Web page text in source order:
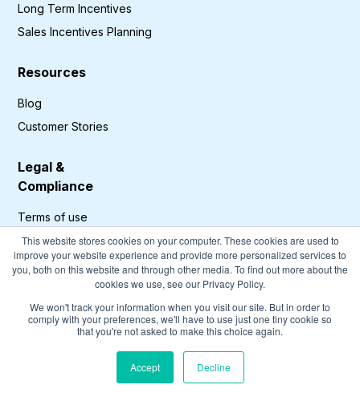
This website stores cookies on your computer. These cookies are used to
improve your website experience and provide more personalized services to
you, both on this website and through other media. To find out more about the
cookies we use, see our Privacy Policy.
We won't track your information when you visit our site. But in order to
comply with your preferences, we'll have to use just one tiny cookie so
that you're not asked to make this choice again.
Accept Decline
Long Term Incentives
Sales Incentives Planning
Resources
Blog
Customer Stories
Legal &
Compliance
Terms of use
Privacy Policy
GDPR Compliance
Cookies Policy
Compport. All rights reserved.